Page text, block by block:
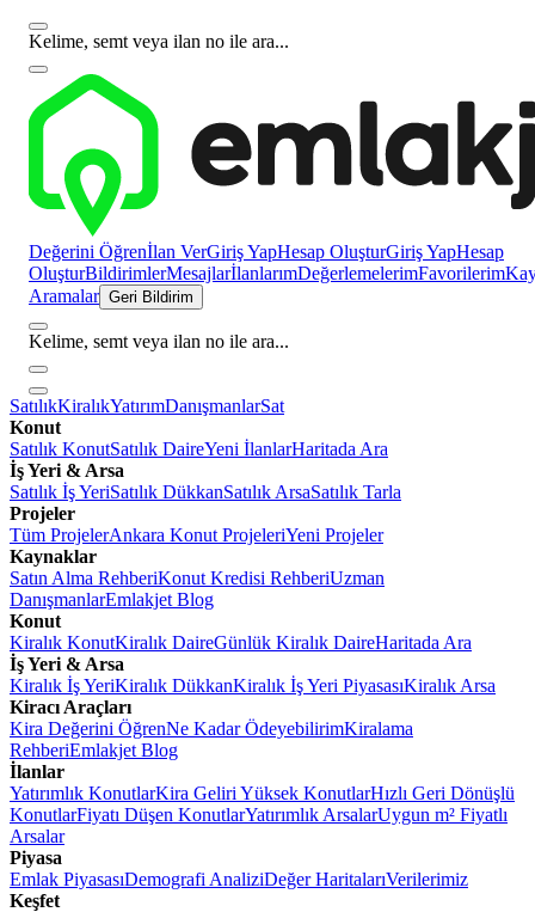
Kelime, semt veya ilan no ile ara...
Değerini Öğrenİlan VerGiriş YapHesap OluşturGiriş YapHesap
OluşturBildirimlerMesajlarİlanlarımDeğerlemelerimFavorilerim
Aramalar Geri Bildirim
Kelime, semt veya ilan no ile ara...
SatılıkKiralıkYatırımDanışmanlarSat
Konut
Satılık KonutSatılık DaireYeni İlanlarHaritada Ara
İş Yeri & Arsa
Satılık İş YeriSatılık DükkanSatılık ArsaSatılık Tarla
Projeler
Tüm ProjelerAnkara Konut ProjeleriYeni Projeler
Kaynaklar
Satın Alma RehberiKonut Kredisi RehberiUzman
DanışmanlarEmlakjet Blog
Konut
Kiralık KonutKiralık DaireGünlük Kiralık DaireHaritada Ara
İş Yeri & Arsa
Kiralık İş YeriKiralık DükkanKiralık İş Yeri PiyasasıKiralık Arsa
Kiracı Araçları
Kira Değerini ÖğrenNe Kadar ÖdeyebilirimKiralama
RehberiEmlakjet Blog
İlanlar
Yatırımlık KonutlarKira Geliri Yüksek KonutlarHızlı Geri Dönüşlü
KonutlarFiyatı Düşen KonutlarYatırımlık ArsalarUygun m² Fiyatlı
Arsalar
Piyasa
Emlak PiyasasıDemografi AnaliziDeğer HaritalarıVerilerimiz
Keşfet